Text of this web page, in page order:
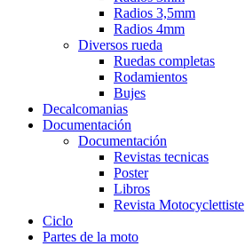
Radios 3,5mm
Radios 4mm
Diversos rueda
Ruedas completas
Rodamientos
Bujes
Decalcomanias
Documentación
Documentación
Revistas tecnicas
Poster
Libros
Revista Motocyclettiste
Ciclo
Partes de la moto